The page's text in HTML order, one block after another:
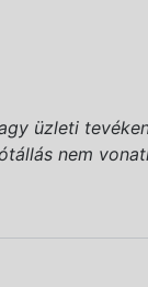
üzleti
nem